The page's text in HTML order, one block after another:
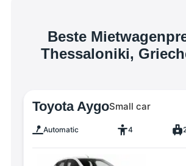
Beste
Thessaloniki,
Toyota AygoSmall car
Automatic 4